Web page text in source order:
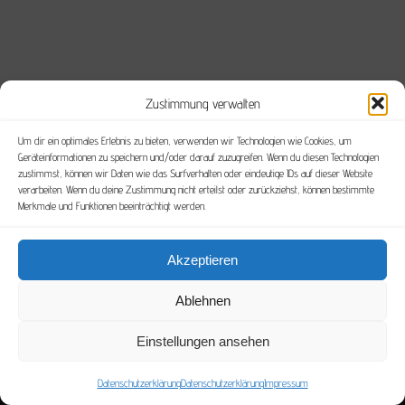
Zustimmung verwalten
Um dir ein optimales Erlebnis zu bieten, verwenden wir Technologien wie Cookies, um
Geräteinformationen zu speichern und/oder darauf zuzugreifen. Wenn du diesen Technologien
zustimmst, können wir Daten wie das Surfverhalten oder eindeutige IDs auf dieser Website
verarbeiten. Wenn du deine Zustimmung nicht erteilst oder zurückziehst, können bestimmte
Merkmale und Funktionen beeinträchtigt werden.
Akzeptieren
Ablehnen
Einstellungen ansehen
DatenschutzerklärungDatenschutzerklärungImpressum
JUICY|Datenschutzerklärung|Impressum|Jobs